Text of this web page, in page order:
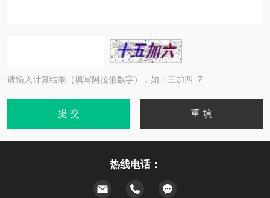
请输入计算结果（填写阿拉伯数字），如：三加四=7
热线电话：